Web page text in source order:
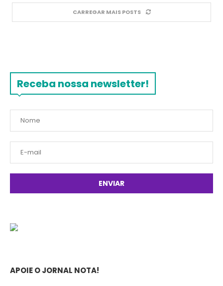
CARREGAR MAIS POSTS
Receba nossa newsletter!
APOIE O JORNAL NOTA!